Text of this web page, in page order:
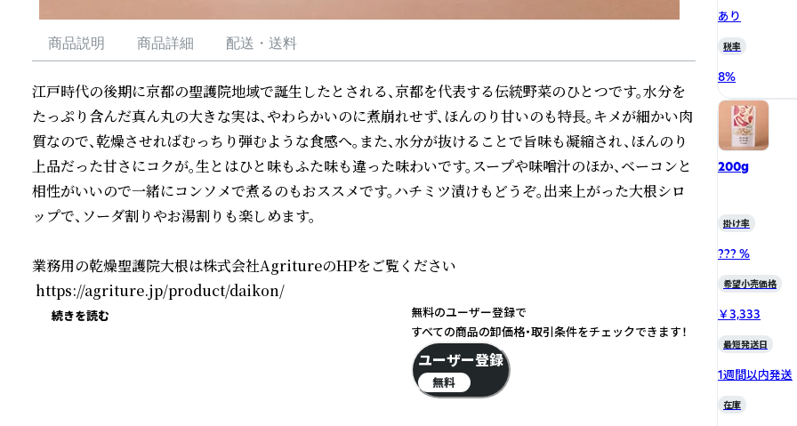
商品説明 商品詳細 配送・送料
江戸時代の後期に京都の聖護院地域で誕生したとされる、京都を代表する伝統野菜のひとつです。水分を
たっぷり含んだ真ん丸の大きな実は、やわらかいのに煮崩れせず、ほんのり甘いのも特長。キメが細かい肉
質なので、乾燥させればむっちり弾むような食感へ。また、水分が抜けることで旨味も凝縮され、ほんのり
上品だった甘さにコクが。生とはひと味もふた味も違った味わいです。スープや味噌汁のほか、ベーコンと
相性がいいので一緒にコンソメで煮るのもおススメです。ハチミツ漬けもどうぞ。出来上がった大根シロ
ップで、ソーダ割りやお湯割りも楽しめます。
業務用の乾燥聖護院大根は株式会社AgritureのHPをご覧ください
https://agriture.jp/product/daikon/
続きを読む
あり
税率
8%
200g
掛け率
??? %
希望小売価格
￥3,333
最短発送日
1週間以内発送
在庫
無料のユーザー登録で
すべての商品の卸価格・取引条件をチェックできます！
ユーザー登録
無料